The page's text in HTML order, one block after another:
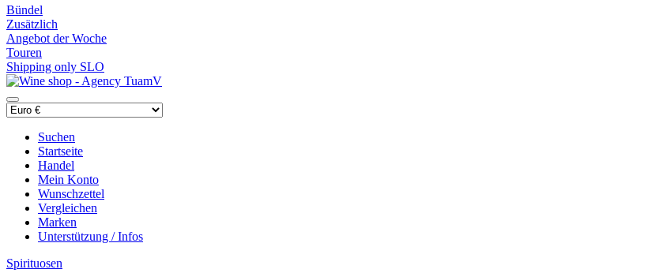
Bündel
Zusätzlich
Angebot der Woche
Touren
Shipping only SLO
Suchen
Startseite
Handel
Mein Konto
Wunschzettel
Vergleichen
Marken
Unterstützung / Infos
Spirituosen